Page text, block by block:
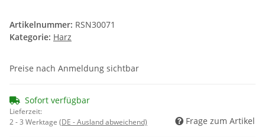
Artikelnummer: RSN30071
Kategorie: Harz
Preise nach Anmeldung sichtbar
Sofort verfügbar
Lieferzeit:
2 - 3 Werktage (DE - Ausland abweichend) Frage zum Artikel